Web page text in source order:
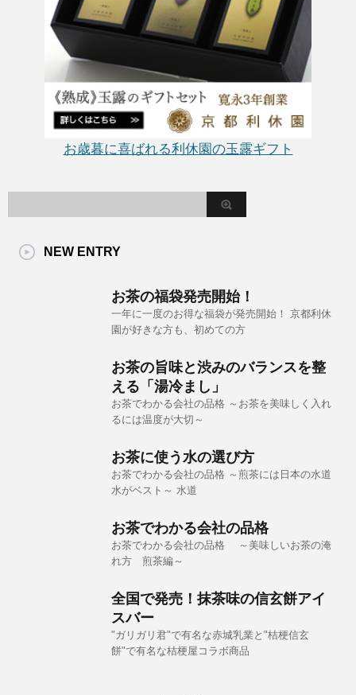
お歳暮に喜ばれる利休園の玉露ギフト
NEW ENTRY
お茶の福袋発売開始！
一年に一度のお得な福袋が発売開始！ 京都利休
園が好きな方も、初めての方
お茶の旨味と渋みのバランスを整
える「湯冷まし」
お茶でわかる会社の品格 ～お茶を美味しく入れ
るには温度が大切～
お茶に使う水の選び方
お茶でわかる会社の品格 ～煎茶には日本の水道
水がベスト～ 水道
お茶でわかる会社の品格
お茶でわかる会社の品格 ～美味しいお茶の淹
れ方 煎茶編～
全国で発売！抹茶味の信玄餅アイ
スバー
"ガリガリ君"で有名な赤城乳業と"桔梗信玄
餅"で有名な桔梗屋コラボ商品